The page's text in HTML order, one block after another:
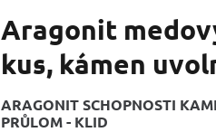
Aragonit
kus, kámen
ARAGONIT SCHOPNOSTI
PRŮLOM - KLID